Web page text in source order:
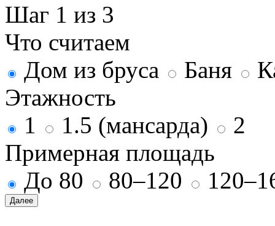
Шаг 1 из 3
Что считаем
Дом из бруса
Баня
Этажность
1
1.5 (мансарда)
2
Примерная площадь
До 80
80–120
Далее